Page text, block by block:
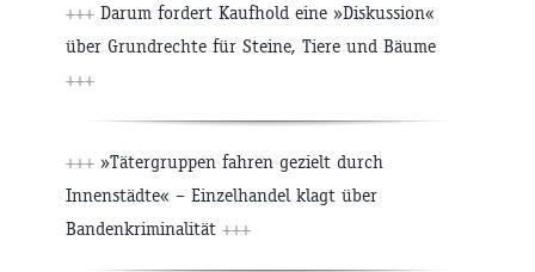
+++ Darum fordert Kaufhold eine »Diskussion«
über Grundrechte für Steine, Tiere und Bäume
+++
+++ »Tätergruppen fahren gezielt durch
Innenstädte« – Einzelhandel klagt über
Bandenkriminalität +++